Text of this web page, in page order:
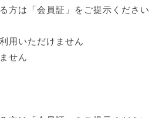
方は「会員証」をご提示ください
用いただけません
せん